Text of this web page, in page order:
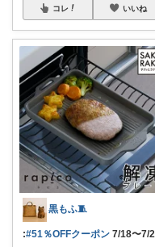
コレ いいね
黒もふ🧵
:#51％OFFクーポン 7/18〜7/2